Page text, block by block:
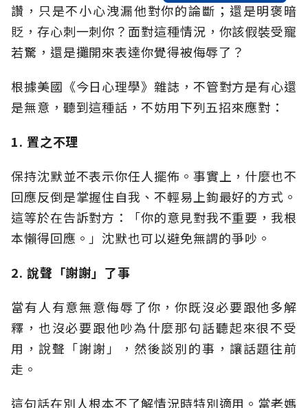
讚，只是不小心洩漏他對你的論斷；還是明褒暗
貶，存心刺一刺你？面對這種情況，你該假裝受寵
若驚，還是攤開來表達你覺得被侮辱了？
根據美國《今日心理學》雜誌，不管對方是有心還
是無意，聽到這種話，不妨用下列五招來應對：
1. 置之不理
保持沈默並不表示你任人擺佈。事實上，什麼也不
回應反倒是掌握住自我、不輕易上鉤最好的方式。
這等於在告訴對方：「你的意見對我不重要，我根
本懶得回應。」沈默也可以避免無謂的爭吵。
2. 說聲「謝謝」了事
當有人有意無意侮辱了你，你既沒必要跟他多解
釋，也沒必要跟他吵為什麼那句話聽起來很不受
用，說聲「謝謝」，然後談別的事，讓話題往前
走。
這句話在別人根本不了解情況時特別適用。當老媽